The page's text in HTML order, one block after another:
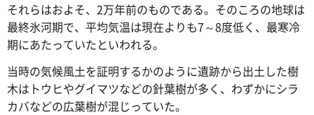
それらはおよそ、2万年前のものである。そのころの地球は
最終氷河期で、平均気温は現在よりも7～8度低く、最寒冷
期にあたっていたといわれる。
当時の気候風土を証明するかのように遺跡から出土した樹
木はトウヒやグイマツなどの針葉樹が多く、わずかにシラ
カバなどの広葉樹が混じっていた。